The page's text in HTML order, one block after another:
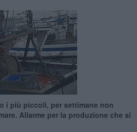
i più piccoli, per settimane non
Allarme per la produzione che si